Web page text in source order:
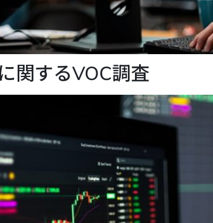
関するVOC調査